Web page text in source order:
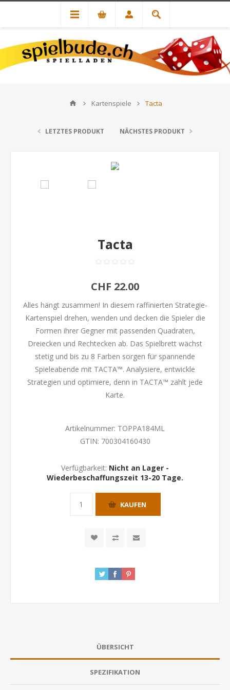
Kartenspiele Tacta
LETZTES PRODUKT NÄCHSTES PRODUKT
Tacta
CHF 22.00
Alles hängt zusammen! In diesem raffinierten Strategie-
Kartenspiel drehen, wenden und decken die Spieler die
Formen ihrer Gegner mit passenden Quadraten,
Dreiecken und Rechtecken ab. Das Spielbrett wächst
stetig und bis zu 8 Farben sorgen für spannende
Spieleabende mit TACTA™. Analysiere, entwickle
Strategien und optimiere, denn in TACTA™ zählt jede
Karte.
Artikelnummer: TOPPA184ML
GTIN: 700304160430
Verfügbarkeit: Nicht an Lager -
Wiederbeschaffungszeit 13-20 Tage.
KAUFEN
ÜBERSICHT
SPEZIFIKATION